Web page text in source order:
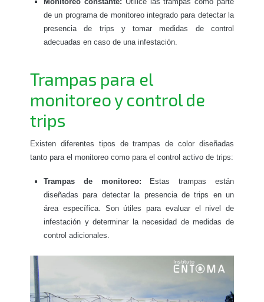
de un programa de monitoreo integrado para detectar la
presencia de trips y tomar medidas de control
adecuadas en caso de una infestación.
Trampas para el
monitoreo y control de
trips
Existen diferentes tipos de trampas de color diseñadas
tanto para el monitoreo como para el control activo de trips:
Trampas de monitoreo: Estas trampas están
diseñadas para detectar la presencia de trips en un
área específica. Son útiles para evaluar el nivel de
infestación y determinar la necesidad de medidas de
control adicionales.